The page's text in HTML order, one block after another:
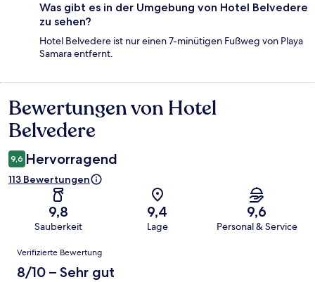
Was gibt es in der Umgebung von Hotel Belvedere
zu sehen?
Hotel Belvedere ist nur einen 7-minütigen Fußweg von Playa
Samara entfernt.
Bewertungen
Bewertungen von Hotel
Belvedere
9,6 Hervorragend
113 Bewertungen
9,8
Sauberkeit
9,4
Lage
9,6
Personal & Service
Bewertungen
Verifizierte Bewertung
8/10 – Sehr gut